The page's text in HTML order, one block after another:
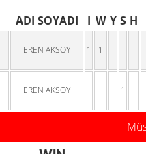
ADI SOYADI I W Y S H
EREN AKSOY 1 1
EREN AKSOY 1